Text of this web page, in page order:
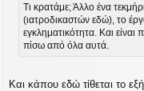
Τι κρατάμε; Άλλο ένα
(ιατροδικαστών εδώ), το
εγκληματικότητα. Και
πίσω από όλα αυτά.
Και κάπου εδώ τίθεται το